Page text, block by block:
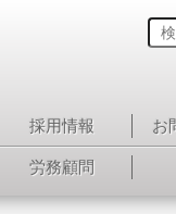
採用情報 お
労務顧問